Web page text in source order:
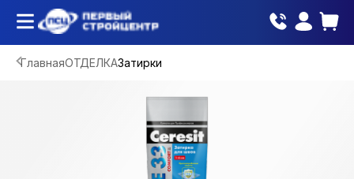
ГлавнаяОТДЕЛКАЗатирки